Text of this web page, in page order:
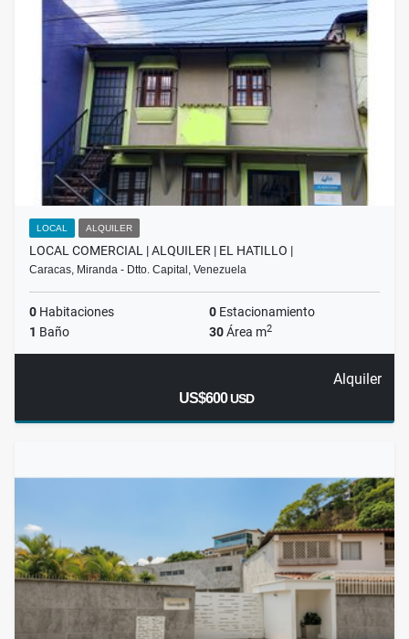
LOCAL ALQUILER
LOCAL COMERCIAL | ALQUILER | EL HATILLO |
Caracas, Miranda - Dtto. Capital, Venezuela
0 Habitaciones 0 Estacionamiento
1 Baño 30Área m2
Alquiler
US$600USD